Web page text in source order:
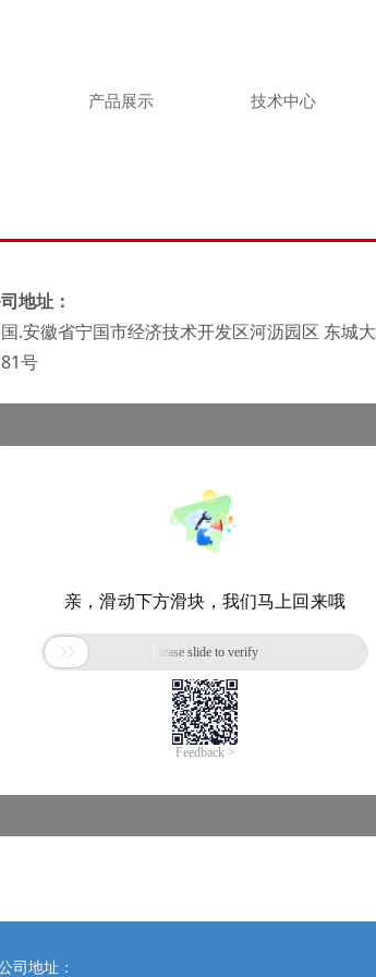
产品展示 技术中心
地址：
.安徽省宁国市经济技术开发区河沥园区 东城大
号
司地址：